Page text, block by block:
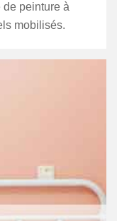
de peinture à
mobilisés.